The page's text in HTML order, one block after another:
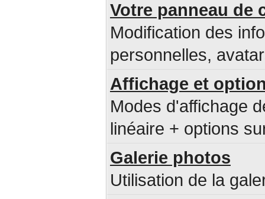
Votre panneau de
Modification des
personnelles,
Affichage et
Modes d'affichage
linéaire + options
Galerie photos
Utilisation de la